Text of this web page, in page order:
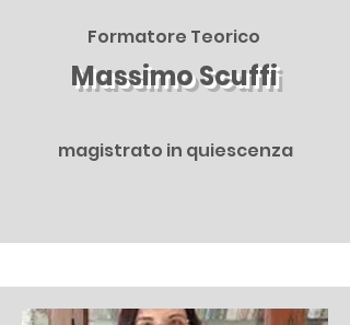
Formatore Teorico
Massimo Scuffi
magistrato in quiescenza